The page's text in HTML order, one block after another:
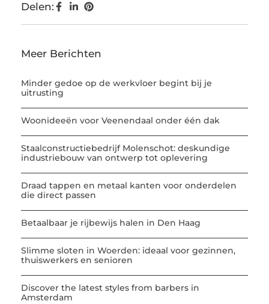
Delen:
Meer Berichten
Minder gedoe op de werkvloer begint bij je
uitrusting
Woonideeën voor Veenendaal onder één dak
Staalconstructiebedrijf Molenschot: deskundige
industriebouw van ontwerp tot oplevering
Draad tappen en metaal kanten voor onderdelen
die direct passen
Betaalbaar je rijbewijs halen in Den Haag
Slimme sloten in Woerden: ideaal voor gezinnen,
thuiswerkers en senioren
Discover the latest styles from barbers in
Amsterdam